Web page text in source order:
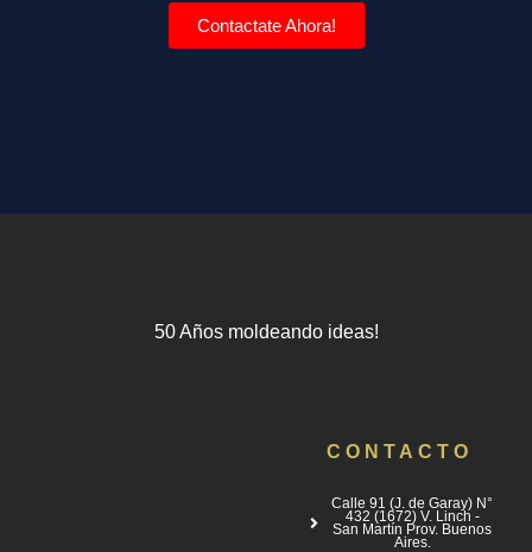
Contactate Ahora!
50 Años moldeando ideas!
CONTACTO
Calle 91 (J. de Garay) N°
432 (1672) V. Linch -
San Martín Prov. Buenos
Aires.